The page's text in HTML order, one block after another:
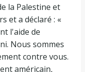
la Palestine et
et a déclaré : «
l'aide de
Nous sommes
contre vous.
américain,